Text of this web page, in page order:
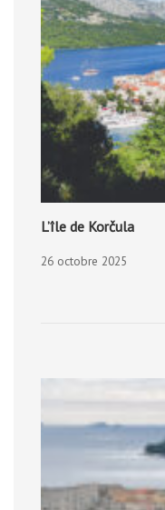
L’île de Korčula
26 octobre 2025